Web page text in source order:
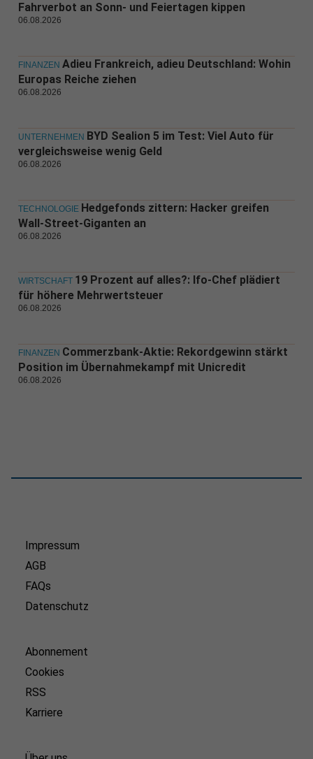
Fahrverbot an Sonn- und Feiertagen kippen
06.08.2026
FINANZEN Adieu Frankreich, adieu Deutschland: Wohin
Europas Reiche ziehen
06.08.2026
UNTERNEHMEN BYD Sealion 5 im Test: Viel Auto für
vergleichsweise wenig Geld
06.08.2026
TECHNOLOGIE Hedgefonds zittern: Hacker greifen
Wall-Street-Giganten an
06.08.2026
WIRTSCHAFT 19 Prozent auf alles?: Ifo-Chef plädiert
für höhere Mehrwertsteuer
06.08.2026
FINANZEN Commerzbank-Aktie: Rekordgewinn stärkt
Position im Übernahmekampf mit Unicredit
06.08.2026
Impressum
AGB
FAQs
Datenschutz
Abonnement
Cookies
RSS
Karriere